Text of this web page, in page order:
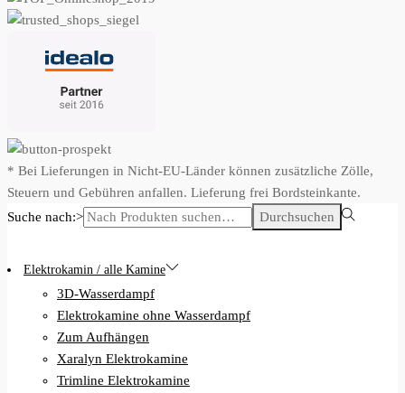
* Bei Lieferungen in Nicht-EU-Länder können zusätzliche Zölle,
Steuern und Gebühren anfallen. Lieferung frei Bordsteinkante.
Suche nach:>
Durchsuchen
Elektrokamin / alle Kamine
3D-Wasserdampf
Elektrokamine ohne Wasserdampf
Zum Aufhängen
Xaralyn Elektrokamine
Trimline Elektrokamine